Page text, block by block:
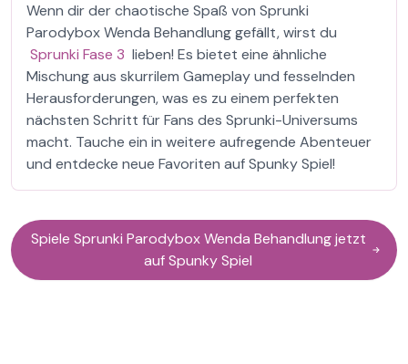
Wenn dir der chaotische Spaß von Sprunki
Parodybox Wenda Behandlung gefällt, wirst du
Sprunki Fase 3 lieben! Es bietet eine ähnliche
Mischung aus skurrilem Gameplay und fesselnden
Herausforderungen, was es zu einem perfekten
nächsten Schritt für Fans des Sprunki-Universums
macht. Tauche ein in weitere aufregende Abenteuer
und entdecke neue Favoriten auf Spunky Spiel!
Spiele Sprunki Parodybox Wenda Behandlung jetzt
auf Spunky Spiel